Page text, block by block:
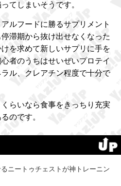
てしまいそうです。
ルフードに勝るサプリメント
滞期から抜け出せなくなった
を求めて新しいサプリに手を
者のうちはせいぜいプロテイ
ル、クレアチン程度で十分で
らいなら食事をきっちり充実
のです。
ニートゥチェストが神トレーニン